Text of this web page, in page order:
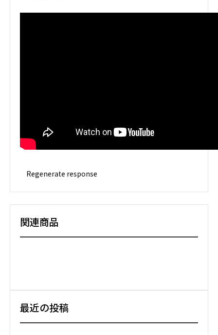
Regenerate response
関連商品
最近の投稿